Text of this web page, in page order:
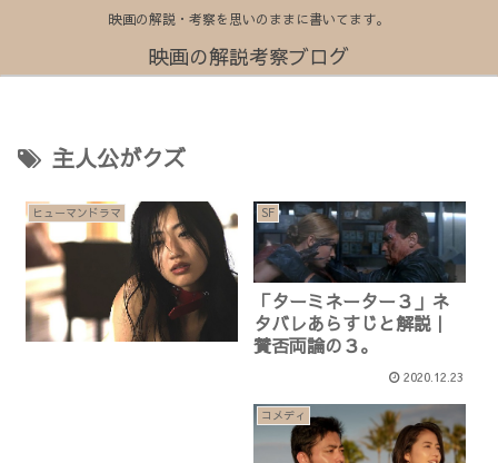
映画の解説・考察を思いのままに書いてます。
映画の解説考察ブログ
主人公がクズ
ヒューマンドラマ SF
「ターミネーター３」ネ
タバレあらすじと解説｜
賛否両論の３。
2020.12.23
コメディ